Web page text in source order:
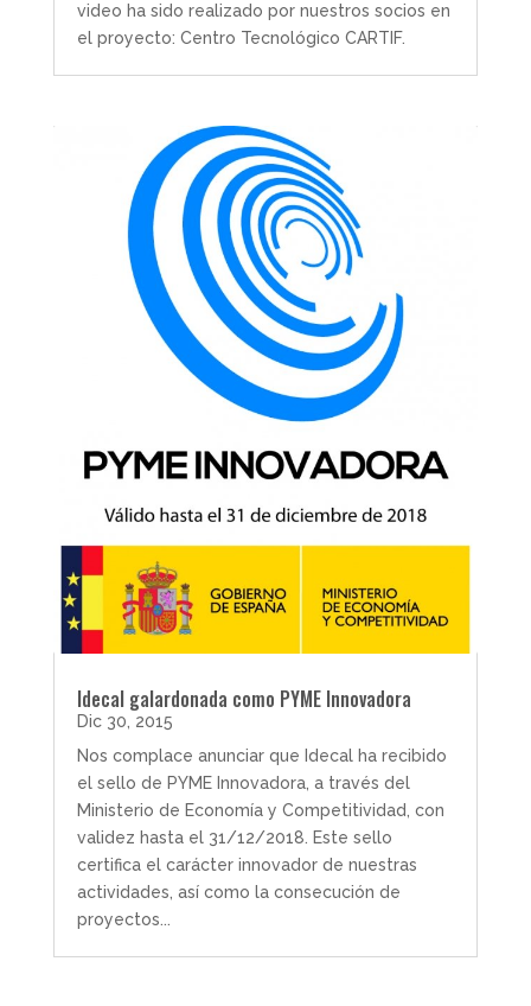
video ha sido realizado por nuestros socios en
el proyecto: Centro Tecnológico CARTIF.
Idecal galardonada como PYME Innovadora
Dic 30, 2015
Nos complace anunciar que Idecal ha recibido
el sello de PYME Innovadora, a través del
Ministerio de Economía y Competitividad, con
validez hasta el 31/12/2018. Este sello
certifica el carácter innovador de nuestras
actividades, así como la consecución de
proyectos...